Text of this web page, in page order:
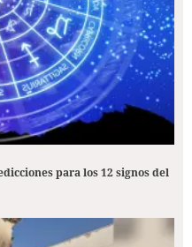
para los 12 signos del